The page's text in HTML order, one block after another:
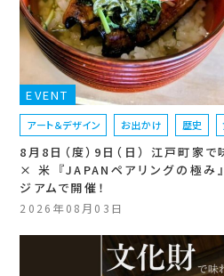
EVENT
アート＆デザイン お出かけ 歴史
8月8日（度）9日（日） 江戸町家で
× 米 『JAPANペアリングの極み
ジアムで開催！
2026年08月03日